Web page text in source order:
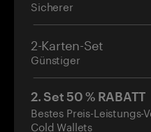
Sicherer
2-Karten-Set
Günstiger
2. Set 50 % RABATT
Bestes Preis-Leistungs-
Cold Wallets